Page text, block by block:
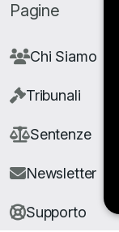
Pagine
Chi Siamo
Tribunali
Sentenze
Newsletter
Supporto